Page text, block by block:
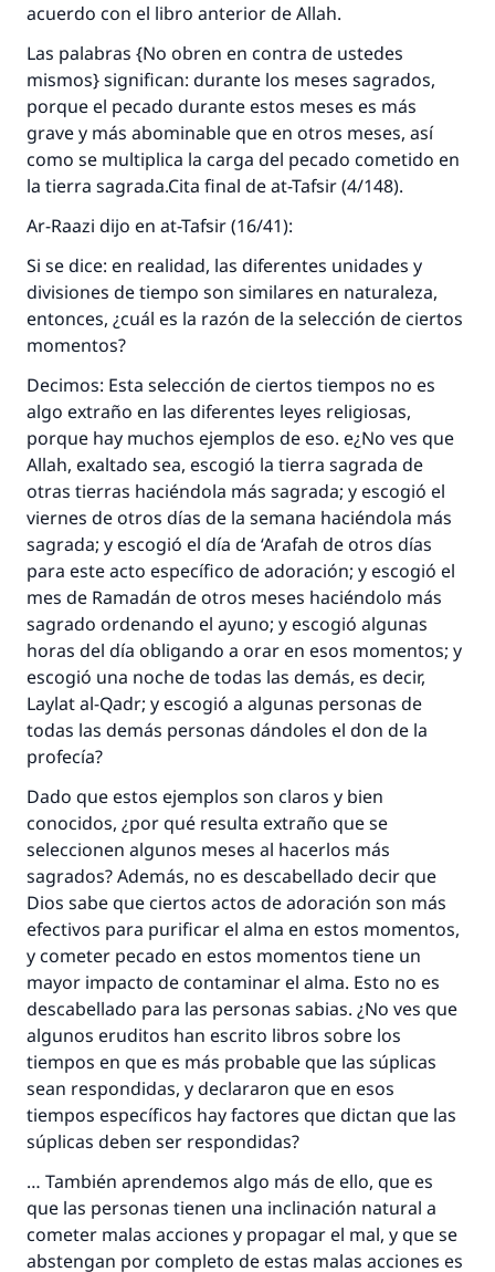
acuerdo con el libro anterior de Allah.
Las palabras {No obren en contra de ustedes
mismos} significan: durante los meses sagrados,
porque el pecado durante estos meses es más
grave y más abominable que en otros meses, así
como se multiplica la carga del pecado cometido en
la tierra sagrada.Cita final deat-Tafsir(4/148).
Ar-Raazi dijo en at-Tafsir(16/41):
Si se dice: en realidad, las diferentes unidades y
divisiones de tiempo son similares en naturaleza,
entonces, ¿cuál es la razón de la selección de ciertos
momentos?
Decimos: Esta selección de ciertos tiempos no es
algo extraño en las diferentes leyes religiosas,
porque hay muchos ejemplos de eso. e¿No ves que
Allah, exaltado sea, escogió la tierra sagrada de
otras tierras haciéndola más sagrada; y escogió el
viernes de otros días de la semana haciéndola más
sagrada; y escogió el día de ‘Arafah de otros días
para este acto específico de adoración; y escogió el
mes de Ramadán de otros meses haciéndolo más
sagrado ordenando el ayuno; y escogió algunas
horas del día obligando a orar en esos momentos; y
escogió una noche de todas las demás, es decir,
Laylat al-Qadr; y escogió a algunas personas de
todas las demás personas dándoles el don de la
profecía?
Dado que estos ejemplos son claros y bien
conocidos, ¿por qué resulta extraño que se
seleccionen algunos meses al hacerlos más
sagrados? Además, no es descabellado decir que
Dios sabe que ciertos actos de adoración son más
efectivos para purificar el alma en estos momentos,
y cometer pecado en estos momentos tiene un
mayor impacto de contaminar el alma. Esto no es
descabellado para las personas sabias. ¿No ves que
algunos eruditos han escrito libros sobre los
tiempos en que es más probable que las súplicas
sean respondidas, y declararon que en esos
tiempos específicos hay factores que dictan que las
súplicas deben ser respondidas?
… También aprendemos algo más de ello, que es
que las personas tienen una inclinación natural a
cometer malas acciones y propagar el mal, y que se
abstengan por completo de estas malas acciones es
Profeta ﷺ dijo:
"Una persona que orienta a otros a hacer el
bien obtendrá la misma recompensa que
aquellos que lo realicen."
(MUSLIM, 1893)
Contribuir